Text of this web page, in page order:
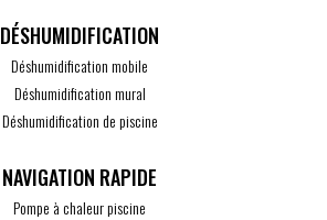
DÉSHUMIDIFICATION
Déshumidification mobile
Déshumidification mural
Déshumidification de piscine
Pompe à chaleur piscine